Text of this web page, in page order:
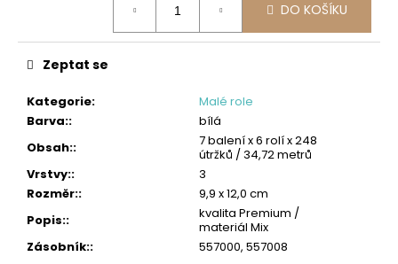
DO KOŠÍKU
Kategorie:
Malé role
Barva::
bílá
Obsah::
7 balení x 6 rolí x 248
útržků / 34,72 metrů
Vrstvy::
3
Rozměr::
9,9 x 12,0 cm
Popis::
kvalita Premium /
materiál Mix
Zásobník:: 557000, 557008
Zeptat se
č
u
e
m
e
TORK
VLHČENÉ
NA
POVRCHY
HANDY